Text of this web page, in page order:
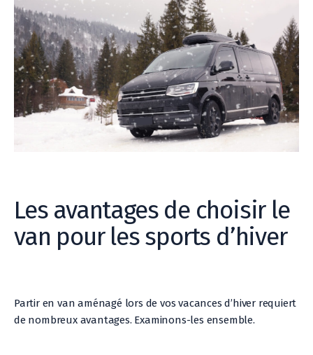
Les avantages de choisir le
van pour les sports d’hiver
Partir en van aménagé lors de vos vacances d’hiver requiert
de nombreux avantages. Examinons-les ensemble.